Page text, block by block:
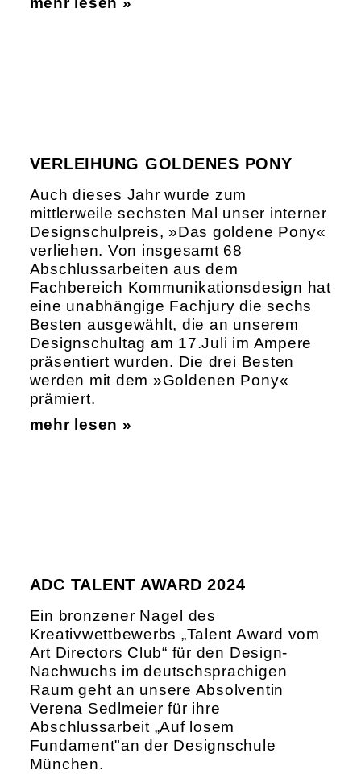
VERLEIHUNG GOLDENES PONY
Auch dieses Jahr wurde zum
mittlerweile sechsten Mal unser interner
Designschulpreis, »Das goldene Pony«
verliehen. Von insgesamt 68
Abschlussarbeiten aus dem
Fachbereich Kommunikationsdesign hat
eine unabhängige Fachjury die sechs
Besten ausgewählt, die an unserem
Designschultag am 17.Juli im Ampere
präsentiert wurden. Die drei Besten
werden mit dem »Goldenen Pony«
prämiert.
mehr lesen »
ADC TALENT AWARD 2024
Ein bronzener Nagel des
Kreativwettbewerbs „Talent Award vom
Art Directors Club“ für den Design-
Nachwuchs im deutschsprachigen
Raum geht an unsere Absolventin
Verena Sedlmeier für ihre
Abschlussarbeit „Auf losem
Fundament"an der Designschule
München.